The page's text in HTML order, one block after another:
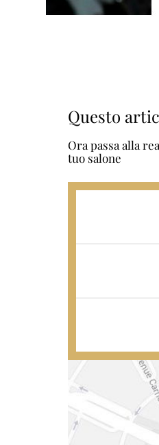
Questo
Ora passa alla
tuo salone